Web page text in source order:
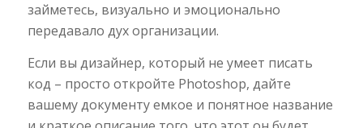
займетесь, визуально и эмоционально
передавало дух организации.
Если вы дизайнер, который не умеет писать
код – просто откройте Photoshop, дайте
вашему документу емкое и понятное название